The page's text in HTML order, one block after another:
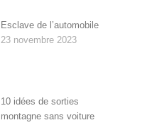
Esclave de l’automobile
23 novembre 2023
10 idées de sorties
montagne sans voiture